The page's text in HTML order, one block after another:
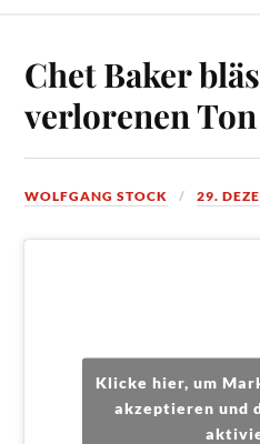
Chet Baker
verlorenen Ton
WOLFGANG STOCK 29.
Klicke hier, um
akzeptieren und